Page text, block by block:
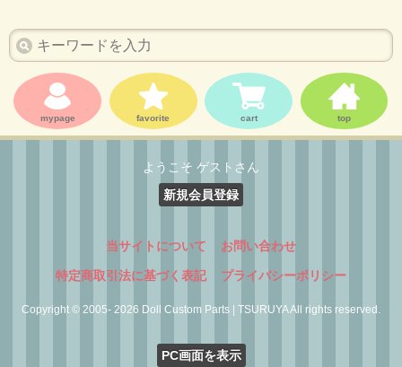
mypage favorite cart top
ようこそ ゲストさん
新規会員登録
当サイトについて お問い合わせ
特定商取引法に基づく表記 プライバシーポリシー
Copyright © 2005- 2026 Doll Custom Parts | TSURUYA All rights reserved.
PC画面を表示